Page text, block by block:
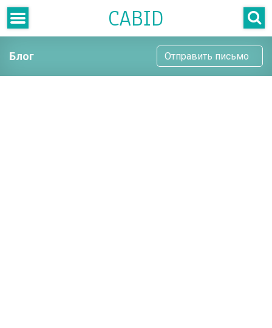
CABID
Блог Отправить письмо